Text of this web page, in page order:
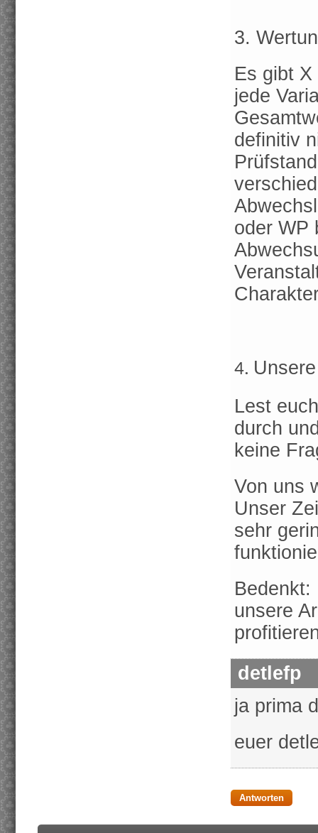
3.
Es gibt
jede
definitiv
oder WP
4.
Lest
durch
keine
Von uns
Unser
sehr
unsere
detlefp
ja prima
euer
Antworten